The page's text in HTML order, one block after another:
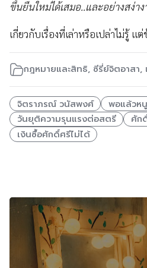
ขึ้นยืนใหม่ได้เสมอ..และอย่างสง่า
เกี่ยวกับเรื่องที่เล่าหรือเปล่าไม่รู้ แต่
กฎหมายและสิทธิ, ซีรี่ย์จิตอาสา,
จิตราภรณ์ วนัสพงศ์
พอแล้วห
วันยุติความรุนแรงต่อสตรี
ศัก
เงินซื้อศักดิ์ศรีไม่ได้